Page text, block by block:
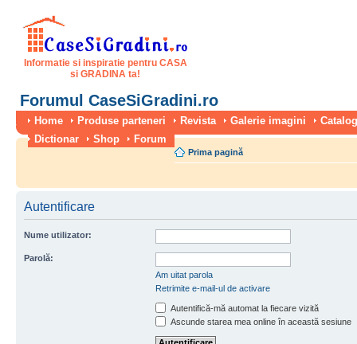
Informatie si inspiratie pentru CASA
si GRADINA ta!
Forumul CaseSiGradini.ro
Home Produse parteneri Revista Galerie imagini
Dictionar
Shop Forum
Prima pagină
Autentificare
Nume utilizator:
Parolă:
Am uitat parola
Retrimite e-mail-ul de activare
Autentifică-mă automat la fiecare vizită
Ascunde starea mea online în această sesiune